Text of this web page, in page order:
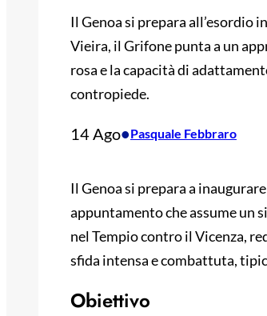
Il Genoa si prepara all’esordio
Vieira, il Grifone punta a un
rosa e la capacità di
contropiede.
14 Ago•Pasquale Febbraro
Il Genoa si prepara a
appuntamento che assume un
nel Tempio contro il Vicenza,
sfida intensa e combattuta,
Obiettivo